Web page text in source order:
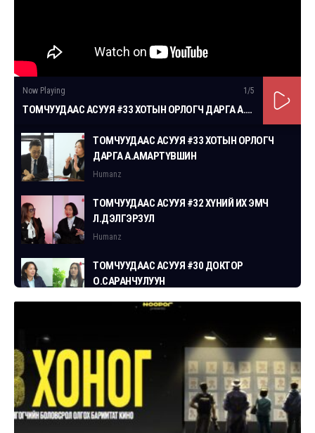
Now Playing 1 /5
ТОМЧУУДААС АСУУЯ #33 ХОТЫН ОРЛОГЧ ДАРГА А.АМАРТҮВШИН
ТОМЧУУДААС АСУУЯ #33 ХОТЫН ОРЛОГЧ
ДАРГА А.АМАРТҮВШИН
Humanz
ТОМЧУУДААС АСУУЯ #32 ХҮНИЙ ИХ ЭМЧ
Л.ДЭЛГЭРЗУЛ
Humanz
ТОМЧУУДААС АСУУЯ #30 ДОКТОР
О.САРАНЧУЛУУН
Humanz
ТОМЧУУДААС АСУУЯ #29 СГЗ С.ЦОГТБАЯР
Humanz
ТОМЧУУДААС АСУУЯ #28 ХУУЛЬЧ
Г.ЭРДЭНЭБАТ
Humanz